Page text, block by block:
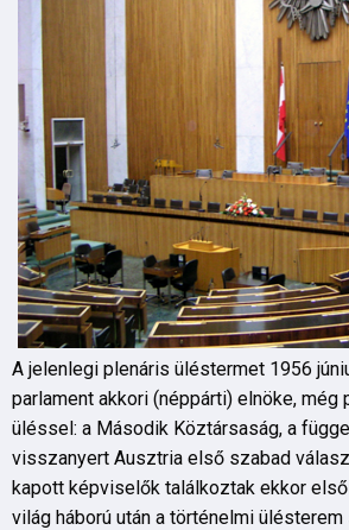
A jelenlegi plenáris üléstermet 1956
parlament akkori (néppárti) elnöke, még
üléssel: a Második Köztársaság, a
visszanyert Ausztria első szabad
kapott képviselők találkoztak ekkor
világ háború után a történelmi